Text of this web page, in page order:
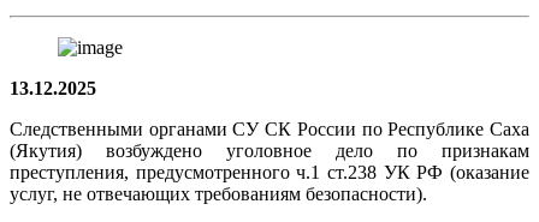
13.12.2025
Следственными органами СУ СК России по Республике Саха
(Якутия) возбуждено уголовное дело по признакам
преступления, предусмотренного ч.1 ст.238 УК РФ (оказание
услуг, не отвечающих требованиям безопасности).